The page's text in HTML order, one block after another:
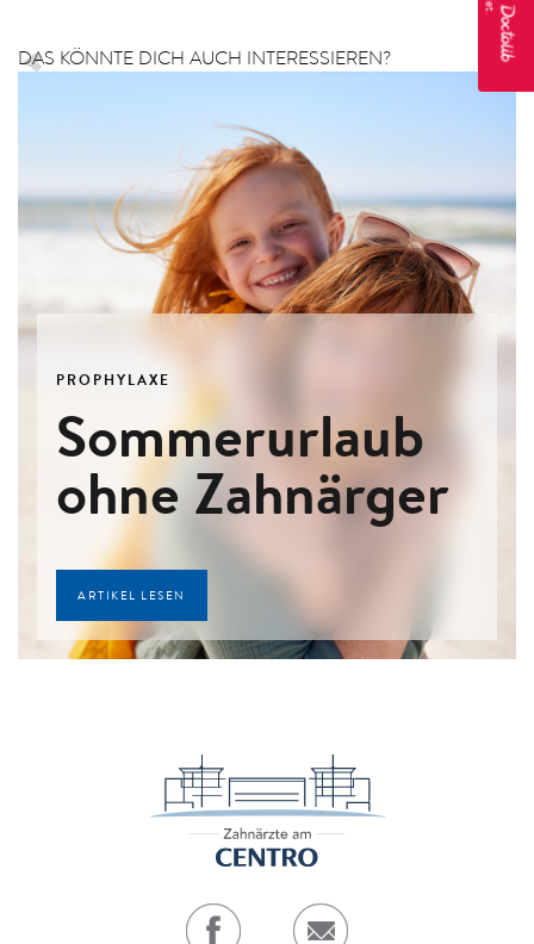
DAS KÖNNTE DICH AUCH INTERESSIEREN?
PROPHYLAXE
Sommerurlaub
ohne Zahnärger
ARTIKEL LESEN